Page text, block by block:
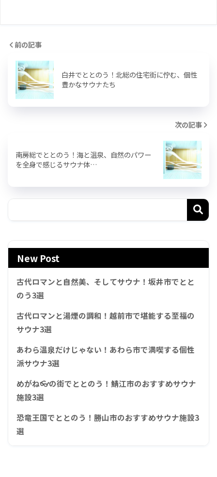
前の記事
白井でととのう！北総の住宅街に佇む、個性
豊かなサウナたち
次の記事
南房総でととのう！海と温泉、自然のパワー
を全身で感じるサウナ体…
New Post
古代ロマンと自然美、そしてサウナ！坂井市でとと
のう3選
古代ロマンと湯煙の調和！越前市で堪能する至福の
サウナ3選
あわら温泉だけじゃない！あわら市で満喫する個性
派サウナ3選
めがね👓の街でととのう！鯖江市のおすすめサウナ
施設3選
恐竜王国でととのう！勝山市のおすすめサウナ施設3
選